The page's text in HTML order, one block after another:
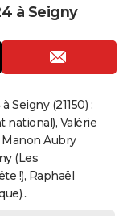
à Seigny
Seigny (21150) :
national), Valérie
Aubry
(Les
!), Raphaël